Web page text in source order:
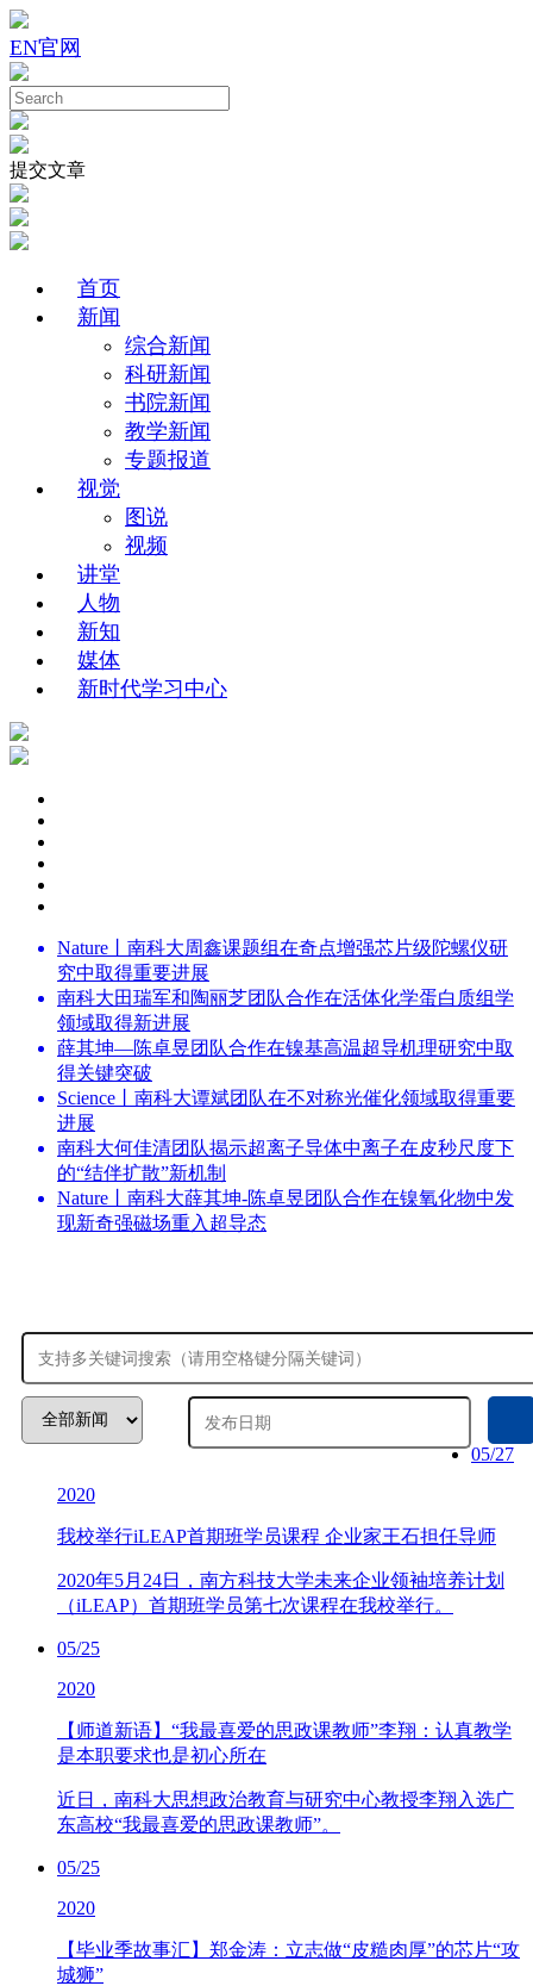
EN官网
提交文章
首页
新闻
综合新闻
科研新闻
书院新闻
教学新闻
专题报道
视觉
图说
视频
讲堂
人物
新知
媒体
新时代学习中心
Nature丨南科大周鑫课题组在奇点增强芯片级陀螺仪研
究中取得重要进展
南科大田瑞军和陶丽芝团队合作在活体化学蛋白质组学
领域取得新进展
薛其坤—陈卓昱团队合作在镍基高温超导机理研究中取
得关键突破
Science丨南科大谭斌团队在不对称光催化领域取得重要
进展
南科大何佳清团队揭示超离子导体中离子在皮秒尺度下
的“结伴扩散”新机制
Nature丨南科大薛其坤-陈卓昱团队合作在镍氧化物中发
现新奇强磁场重入超导态
05/27
2020
我校举行iLEAP首期班学员课程 企业家王石担任导师
2020年5月24日，南方科技大学未来企业领袖培养计划
（iLEAP）首期班学员第七次课程在我校举行。
05/25
2020
【师道新语】“我最喜爱的思政课教师”李翔：认真教学
是本职要求也是初心所在
近日，南科大思想政治教育与研究中心教授李翔入选广
东高校“我最喜爱的思政课教师”。
05/25
2020
【毕业季故事汇】郑金涛：立志做“皮糙肉厚”的芯片“攻
城狮”